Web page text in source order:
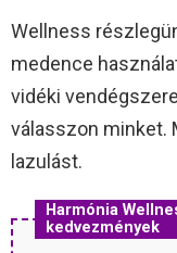
Wellness
medence
vidéki
válasszon minket.
lazulást.
Harmónia
kedvezmények